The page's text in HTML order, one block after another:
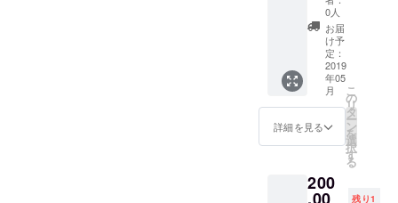
もあり
ますの
で、予
めご了
承くだ
さい。
※お茶会
ます。
SNS戦
略はど
うして
いる
の？ ・
団体運
営の情
や、み
んなの
ション
労省の
待機児
童数発
表を受
けて
（予
定） ▼
毎日
ホー
子育て
を考え
なぜ昇
進でき
ないの
か？わ
からな
い。ど
うした
らいい
のか？
そう
だ。仕
活動報
告レ
ポート
PDF ⑥
イベン
ト年間
参加権
（お渡
しから1
年間有
の都合
によ
権 2名
＋終了
後にお
名前を
読み上
分のイ
ベント
年間参
加権
2019年
4年1日
0人
お届
け予
定：
2019
年05
月
詳細を見る
こ
の
リ
タ
ー
ン
を
選
択
す
る
200
残り1